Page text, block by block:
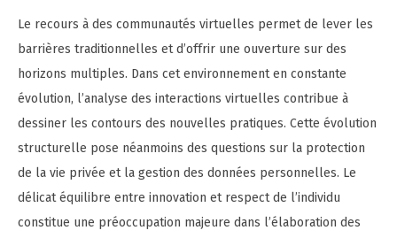
Le recours à des communautés virtuelles permet de lever les
barrières traditionnelles et d’offrir une ouverture sur des
horizons multiples. Dans cet environnement en constante
évolution, l’analyse des interactions virtuelles contribue à
dessiner les contours des nouvelles pratiques. Cette évolution
structurelle pose néanmoins des questions sur la protection
de la vie privée et la gestion des données personnelles. Le
délicat équilibre entre innovation et respect de l’individu
constitue une préoccupation majeure dans l’élaboration des